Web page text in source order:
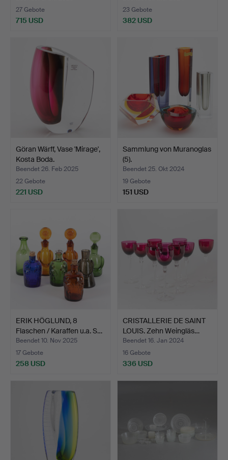
27 Gebote
715 USD
23 Gebote
382 USD
Göran Wärff, Vase 'Mirage',
Kosta Boda.
Beendet 26. Feb 2025
22 Gebote
221 USD
Sammlung von Muranoglas
(5).
Beendet 25. Okt 2024
19 Gebote
151 USD
ERIK HÖGLUND, 8
Flaschen / Karaffen u.a. S…
Beendet 10. Nov 2025
17 Gebote
258 USD
CRISTALLERIE DE SAINT
LOUIS. Zehn Weingläs…
Beendet 16. Jan 2024
16 Gebote
336 USD